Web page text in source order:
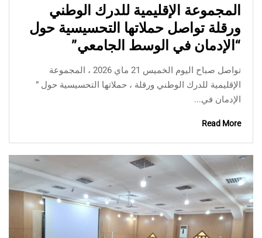
المجموعة الإقليمية للدرك الوطني
ورقلة تواصل حملاتها التحسيسية حول
“الإدمان في الوسط الجامعي”
تواصل صباح اليوم الخميس 21 ماي 2026 ، المجموعة
الإقليمية للدرك الوطني ورقلة ، حملاتها التحسيسية حول ”
الإدمان في...
Read More